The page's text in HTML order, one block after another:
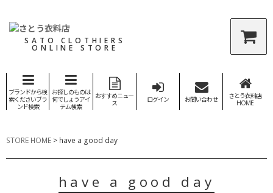
SATO CLOTHIERS
ONLINE STORE
ブランドから検
索くださいブラ
ンド検索
お探しのものは
何でしょうアイ
テム検索
おすすめニュー
ス
ログイン お問い合わせ
さとう衣料店
HOME
STORE HOME > have a good day
have a good day